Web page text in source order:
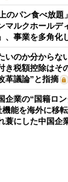
のパン食べ放
マルクホール
、事業を多角化
いのか分から
税額控除はそ
革議論”と指摘
企業の“国籍ロ
能を海外に移
蓑にした中国企